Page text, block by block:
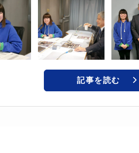
記事を読む